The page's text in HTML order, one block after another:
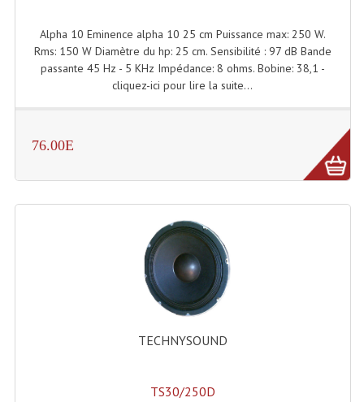
Malle Flight Multi-Usage
Meubles DJ
Sacs & Housses De Transport
Valises Pour Clavier
Rack 19 Pouces Multiplis
Accessoires Flight-Case Coins Roulettes
Rack 19" STYLE VSR (capot En L)
Alpha 10 Eminence alpha 10 25 cm Puissance max: 250 W.
Rms: 150 W Diamètre du hp: 25 cm. Sensibilité : 97 dB Bande
passante 45 Hz - 5 KHz Impédance: 8 ohms. Bobine: 38,1 -
cliquez-ici pour lire la suite...
76.00E
TECHNYSOUND
TS30/250D